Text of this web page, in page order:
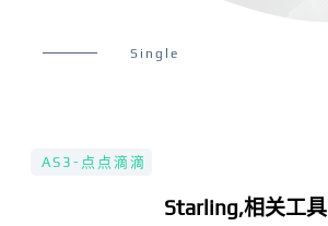
Single
AS3-点点滴滴
Starling,相关工具